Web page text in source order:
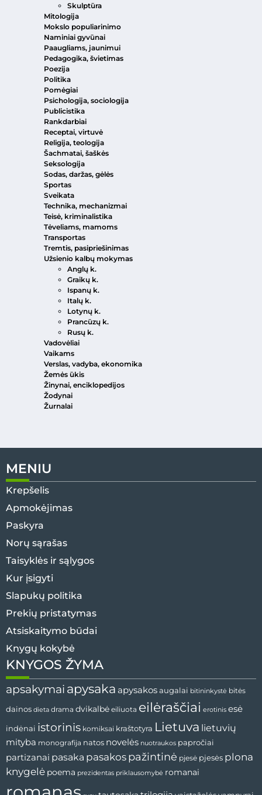
Skulptūra
Mitologija
Mokslo populiarinimo
Naminiai gyvūnai
Paaugliams, jaunimui
Pedagogika, švietimas
Poezija
Politika
Pomėgiai
Psichologija, sociologija
Publicistika
Rankdarbiai
Receptai, virtuvė
Religija, teologija
Šachmatai, šaškės
Seksologija
Sodas, daržas, gėlės
Sportas
Sveikata
Technika, mechanizmai
Teisė, kriminalistika
Tėveliams, mamoms
Transportas
Tremtis, pasipriešinimas
Užsienio kalbų mokymas
Anglų k.
Graikų k.
Ispanų k.
Italų k.
Lotynų k.
Prancūzų k.
Rusų k.
Vadovėliai
Vaikams
Verslas, vadyba, ekonomika
Žemės ūkis
Žinynai, enciklopedijos
Žodynai
Žurnalai
MENIU
Krepšelis
Apmokėjimas
Paskyra
Norų sąrašas
Taisyklės ir sąlygos
Kur įsigyti
Slapukų politika
Prekių pristatymas
Atsiskaitymo būdai
Knygų kokybė
KNYGOS ŽYMA
apsakymai apysaka apysakos augalai bitininkystė bitės
dainos dieta drama dvikalbė eiliuota eilėraščiai erotinis esė
indėnai istorinis komiksai kraštotyra Lietuva lietuvių
mityba monografija natos novelės nuotraukos papročiai
partizanai pasaka pasakos pažintinė pjesė pjesės plona
knygelė poema prezidentas priklausomybė romanai